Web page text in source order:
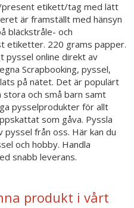
present etikett/tag med lätt
är framställt med hänsyn
bläckstråle- och
etiketter. 220 grams papper.
pyssel online direkt av
Scrapbooking, pyssel,
på nätet. Det är populärt
och små barn samt
pysselprodukter för allt
som gåva. Pyssla
pyssel från oss. Här kan du
och hobby. Handla
snabb leverans.
produkt i vårt